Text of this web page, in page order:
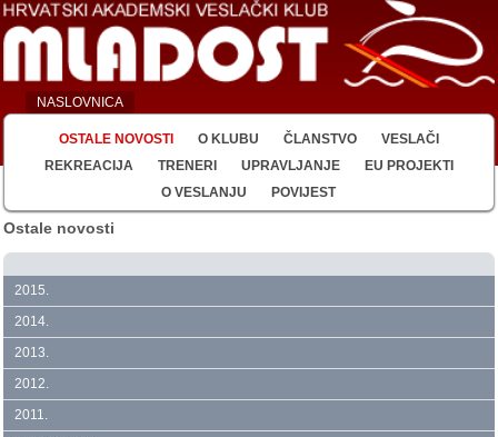
NASLOVNICA
OSTALE NOVOSTI O KLUBU ČLANSTVO
VESLAČI
REKREACIJA
TRENERI UPRAVLJANJE
EU PROJEKTI
O VESLANJU
POVIJEST
Ostale novosti
2015.
2014.
2013.
2012.
2011.